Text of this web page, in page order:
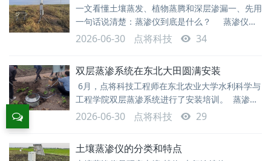
一文看懂土壤蒸发、植物蒸腾和深层渗漏一、先用
一句话说清楚：蒸渗仪到底是什么？ 蒸渗仪，
也常被称为 lysimeter，是一种用于研究土壤—植
物—大气之间水分交换过程的观测设备。简单理
个可监测的土柱，通过记录降雨、灌溉、土壤储水
变化、地表径流、底部排水或称重变化，来计算土
壤蒸发、植物蒸腾、总蒸散发以及深层渗漏等水分
收
2026-06-30 点将科技 34
双层蒸渗系统在东北大田圆满安装
6月，点将科技工程师在东北农业大学水利科学与
工程学院双层蒸渗系统进行了安装培训。 蒸渗测
量系统是评估水在土壤中的利用，研究水分平衡、
物质平衡、土壤溶质运移的全新工具。 本系统
高度60cm，可以快速部署安装，不需要建造地下
2026-06-30 点将科技 29
土壤蒸渗仪的分类和特点